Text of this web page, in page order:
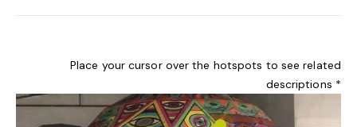
Place your cursor over the hotspots to see related
descriptions *